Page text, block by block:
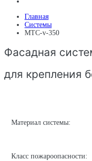
Главная
Системы
MTC-v-350
Фасадная
для крепления
Материал системы:
Класс пожароопасности: